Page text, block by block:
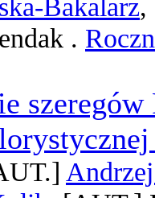
Bakalarz,
.